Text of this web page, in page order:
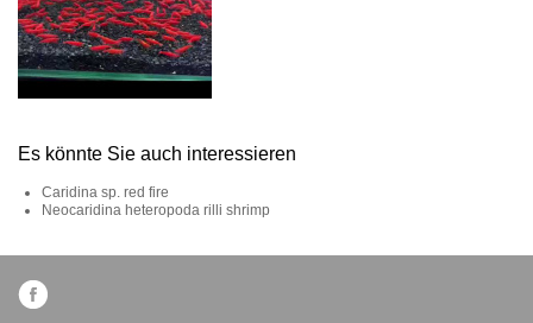
Es könnte Sie auch interessieren
Caridina sp. red fire
Neocaridina heteropoda rilli shrimp